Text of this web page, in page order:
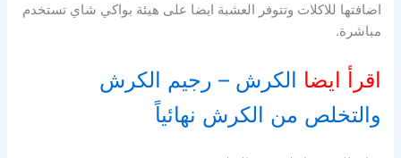
اضافتها للاكلات وتتوفر العشبة ايضا على هيئة بواكي شاي تستخدم
مباشرة.
اقرأ ايضا الكرش – رجيم الكرش
والتخلص من الكرش نهائياً